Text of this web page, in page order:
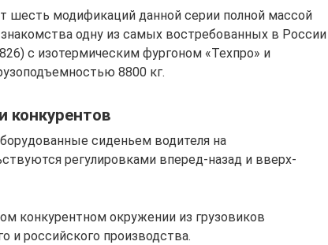
шесть модификаций данной серии полной массой
одну из самых востребованных в России
с изотермическим фургоном «Техпро» и
8800 кг.
конкурентов
сиденьем водителя на
регулировками вперед-назад и вверх-
конкурентном окружении из грузовиков
и российского производства.